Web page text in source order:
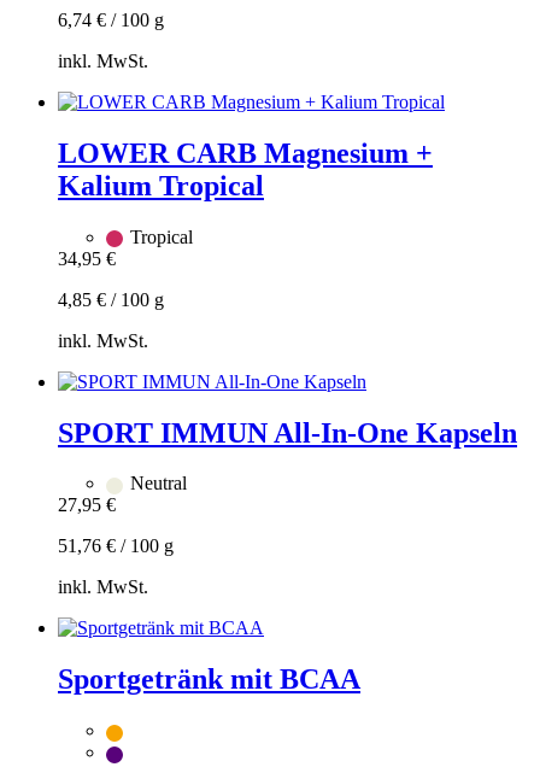
6,74 € / 100 g
inkl. MwSt.
Zum
hinzufügen
LOWER CARB Magnesium +
Kalium Tropical
Tropical
34,95 €
4,85 € / 100 g
inkl. MwSt.
Zum
hinzufügen
SPORT IMMUN All-In-One Kapseln
Neutral
27,95 €
51,76 € / 100 g
inkl. MwSt.
Zum
hinzufügen
Sportgetränk mit BCAA